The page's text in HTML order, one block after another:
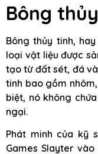
Bông
Bông thủy tinh,
loại vật liệu được
tạo từ đất sét, đá
tinh bao gồm
biệt, nó không
ngại.
Phát minh của kỹ
Games Slayter